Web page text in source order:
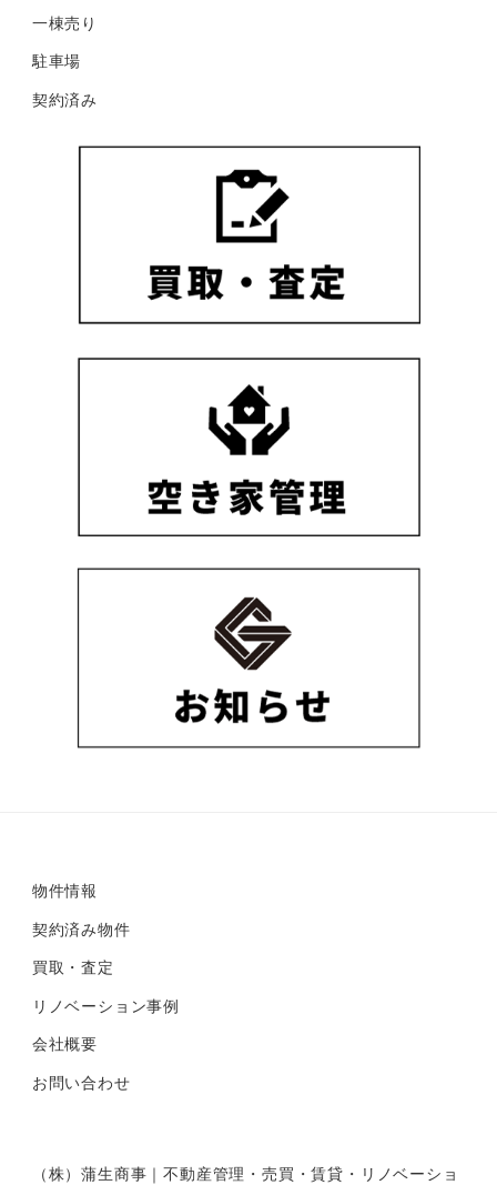
一棟売り
駐車場
契約済み
物件情報
契約済み物件
買取・査定
リノベーション事例
会社概要
お問い合わせ
（株）蒲生商事｜不動産管理・売買・賃貸・リノベーショ